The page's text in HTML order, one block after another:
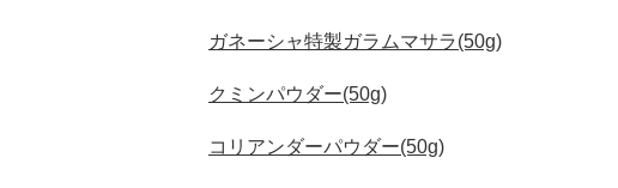
ガネーシャ特製ガラムマサラ(50g)
クミンパウダー(50g)
コリアンダーパウダー(50g)